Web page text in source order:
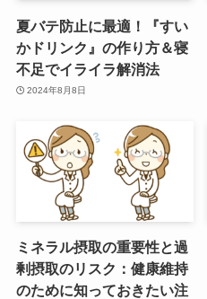
夏バテ防止に最適！『すい
かドリンク』の作り方＆寝
不足でイライラ解消法
2024年8月8日
ミネラル摂取の重要性と過
剰摂取のリスク：健康維持
のために知っておきたい注